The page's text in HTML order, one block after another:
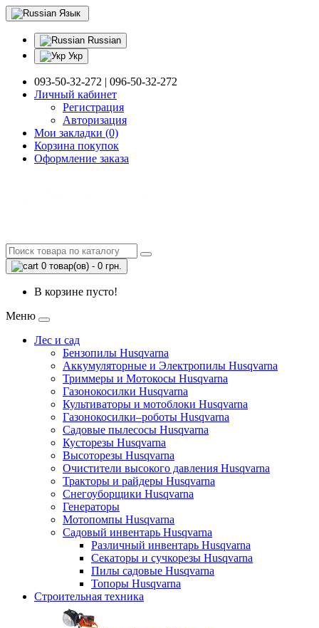
Язык
Russian
Укр
093-50-32-272 | 096-50-32-272
Личный кабинет
Регистрация
Авторизация
Мои закладки (0)
Корзина покупок
Оформление заказа
0 товар(ов) - 0 грн.
В корзине пусто!
Меню
Лес и сад
Бензопилы Husqvarna
Аккумуляторные и Электропилы Нusqvarna
Триммеры и Мотокосы Нusqvarna
Газонокосилки Husqvarna
Культиваторы и мотоблоки Husqvarna
Газонокосилки–роботы Husqvarna
Садовые пылесосы Husqvarna
Кусторезы Husqvarna
Высоторезы Husqvarna
Очистители высокого давления Husqvarna
Тракторы и райдеры Husqvarna
Снегоуборщики Husqvarna
Генераторы
Мотопомпы Husqvarna
Садовый инвентарь Husqvarna
Различный инвентарь Husqvarna
Секаторы и сучкорезы Husqvarna
Пилы садовые Husqvarna
Топоры Husqvarna
Строительная техника